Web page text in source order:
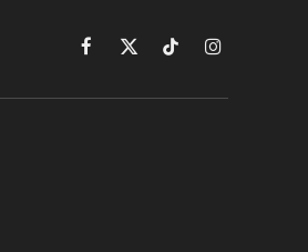
Facebook
X
TikTokInstagram